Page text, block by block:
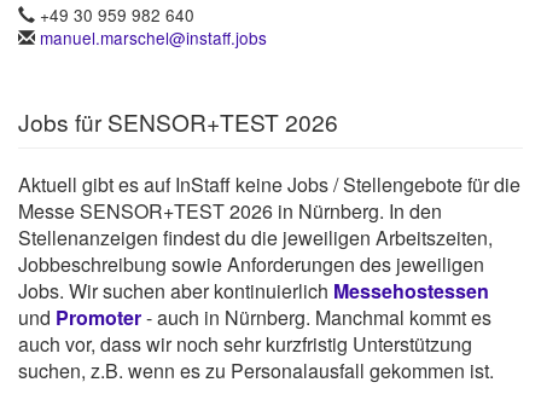
+49 30 959 982 640
manuel.marschel@instaff.jobs
Jobs für SENSOR+TEST 2026
Aktuell gibt es auf InStaff keine Jobs / Stellengebote für die
Messe SENSOR+TEST 2026 in Nürnberg. In den
Stellenanzeigen findest du die jeweiligen Arbeitszeiten,
Jobbeschreibung sowie Anforderungen des jeweiligen
Jobs. Wir suchen aber kontinuierlich Messehostessen
und Promoter- auch in Nürnberg. Manchmal kommt es
auch vor, dass wir noch sehr kurzfristig Unterstützung
suchen, z.B. wenn es zu Personalausfall gekommen ist.